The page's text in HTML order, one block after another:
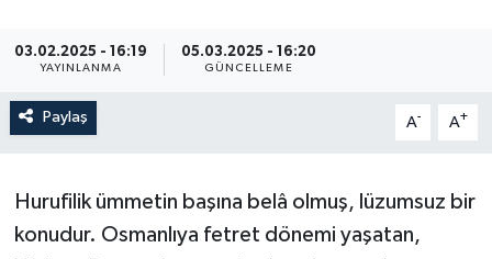
03.02.2025 - 16:19
YAYINLANMA
05.03.2025 - 16:20
GÜNCELLEME
Paylaş A- A+
Hurufilik ümmetin başına belâ olmuş, lüzumsuz bir
konudur. Osmanlıya fetret dönemi yaşatan,
İSLAM VE KÜLTÜR
KADIN AİLE
SAĞLIK
İSLAM VE KÜLTÜR